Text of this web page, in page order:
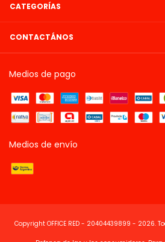
CATEGORÍAS
CONTACTÁNOS
Medios de pago
Medios de envío
Copyright OFFICE RED - 20404439899 - 2026.